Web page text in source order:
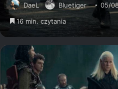
DaeL Bluetiger 05/
16 min. czytania